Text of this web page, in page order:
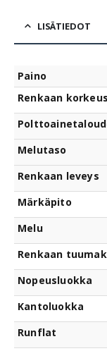
LISÄTIEDOT
Paino
Renkaan korkeus
Melutaso
Renkaan leveys
Märkäpito
Melu
Renkaan
Nopeusluokka
Kantoluokka
Runflat